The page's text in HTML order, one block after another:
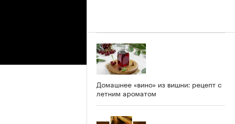
Домашнее «вино» из вишни: рецепт с
летним ароматом